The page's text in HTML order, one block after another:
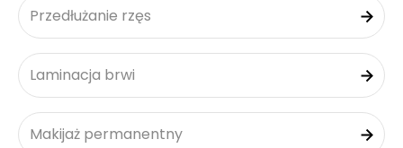
Przedłużanie rzęs
Laminacja brwi
Makijaż permanentny